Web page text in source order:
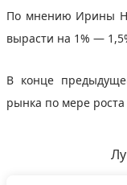
По мнению Ирины
вырасти на 1% —
В конце
рынка по мере роста